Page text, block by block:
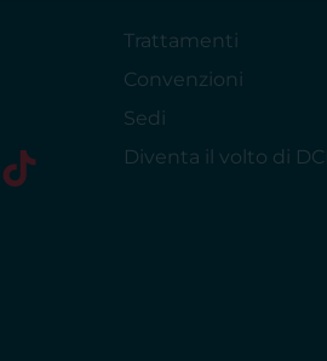
Trattamenti
Convenzioni
Sedi
Diventa il volto di